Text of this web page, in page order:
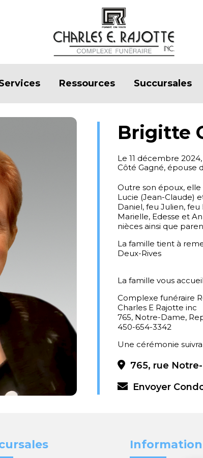
Ressources Succursales
Brigitte
Le 11 décembre
Côté Gagné, épouse
Outre son époux, elle
Lucie (Jean-Claude)
Daniel, feu Julien,
Marielle, Edesse et
nièces ainsi que
La famille tient à
Deux-Rives
La famille vous
Complexe funéraire
Charles E Rajotte inc
765, Notre-Dame,
450-654-3342
Une cérémonie suivra
765, rue
Envoyer
Information